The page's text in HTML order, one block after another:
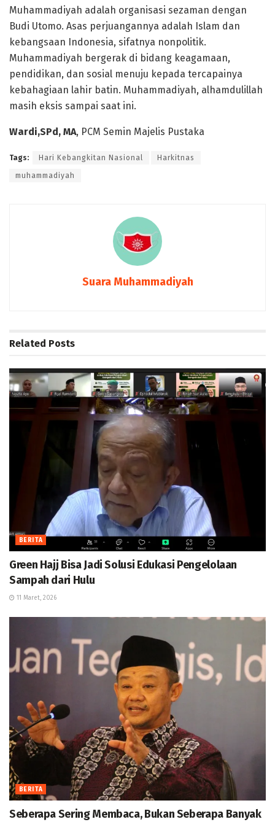
Muhammadiyah adalah organisasi sezaman dengan
Budi Utomo. Asas perjuangannya adalah Islam dan
kebangsaan Indonesia, sifatnya nonpolitik.
Muhammadiyah bergerak di bidang keagamaan,
pendidikan, dan sosial menuju kepada tercapainya
kebahagiaan lahir batin. Muhammadiyah, alhamdulillah
masih eksis sampai saat ini.
Wardi,SPd, MA, PCM Semin Majelis Pustaka
Tags: Hari Kebangkitan Nasional Harkitnas
muhammadiyah
Suara Muhammadiyah
Related Posts
BERITA
Green Hajj Bisa Jadi Solusi Edukasi Pengelolaan
Sampah dari Hulu
11 Maret, 2026
BERITA
Seberapa Sering Membaca, Bukan Seberapa Banyak